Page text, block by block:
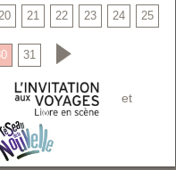
21 22 23 24 25
31
et